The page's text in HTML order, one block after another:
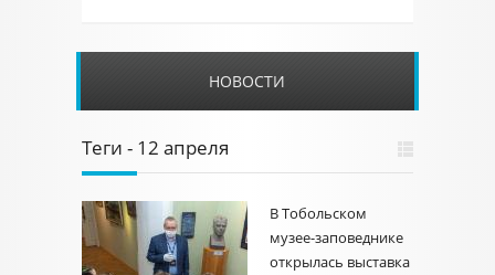
НОВОСТИ
Теги - 12 апреля
В Тобольском
музее-заповеднике
открылась выставка